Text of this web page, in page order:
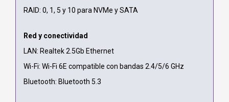
RAID: 0, 1, 5 y 10 para NVMe y SATA
Red y conectividad
LAN: Realtek 2.5Gb Ethernet
Wi-Fi: Wi-Fi 6E compatible con bandas 2.4/5/6 GHz
Bluetooth: Bluetooth 5.3